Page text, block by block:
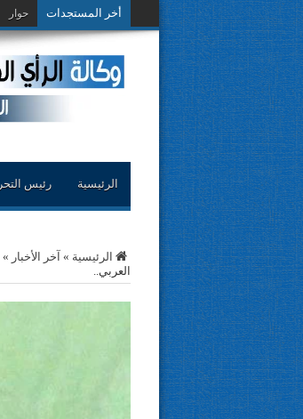
أخر المستجدات حوار
الرئيسية رئيس
الرئيسية » آخر الأخبار »
العربي..